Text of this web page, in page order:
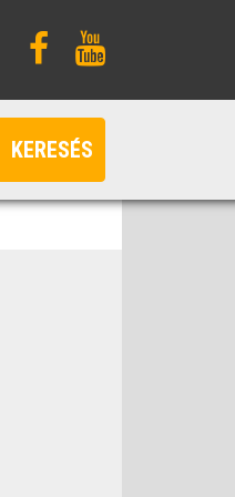
KERESÉS